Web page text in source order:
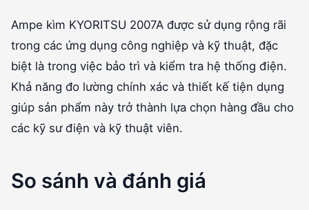
Ampe kìm KYORITSU 2007A được sử dụng rộng rãi
trong các ứng dụng công nghiệp và kỹ thuật, đặc
biệt là trong việc bảo trì và kiểm tra hệ thống điện.
Khả năng đo lường chính xác và thiết kế tiện dụng
giúp sản phẩm này trở thành lựa chọn hàng đầu cho
các kỹ sư điện và kỹ thuật viên.
So sánh và đánh giá